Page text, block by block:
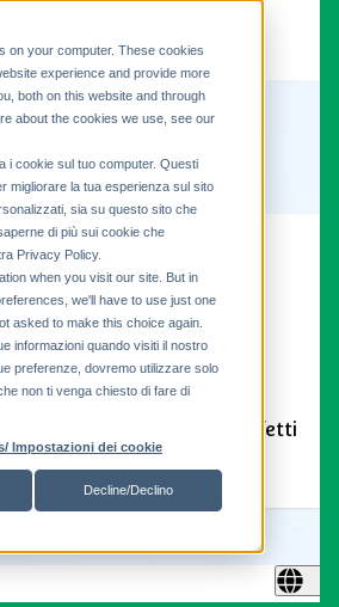
on your computer. These cookies
experience and provide more
both on this website and through
about the cookies we use, see our
i cookie sul tuo computer. Questi
migliorare la tua esperienza sul sito
sia su questo sito che
di più sui cookie che
Privacy Policy.
when you visit our site. But in
we'll have to use just one
asked to make this choice again.
informazioni quando visiti il ​​nostro
preferenze, dovremo utilizzare solo
non ti venga chiesto di fare di
Impostazioni dei cookie
Decline/Declino
OTC
CAEM si integrano
la tua scaffalatura.
questi moduli sono perfetti
banco della farmacia.